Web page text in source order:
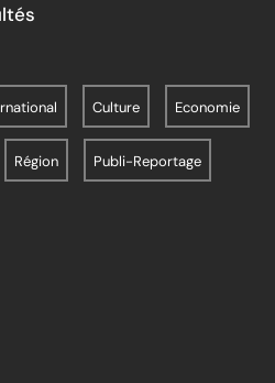
Culture Economie
Région Publi-Reportage